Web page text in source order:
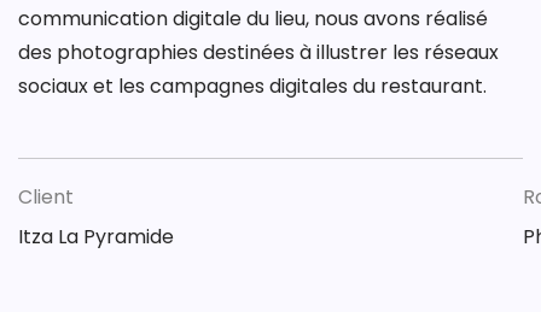
communication digitale du lieu, nous avons réalisé
des photographies destinées à illustrer les réseaux
sociaux et les campagnes digitales du restaurant.
Client
Itza La Pyramide